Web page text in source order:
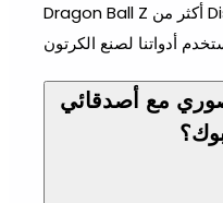
Dragon Ball Z أكثر من Disney، فلدينا ما تريده! فقط حمِّل
مع أصدقائي